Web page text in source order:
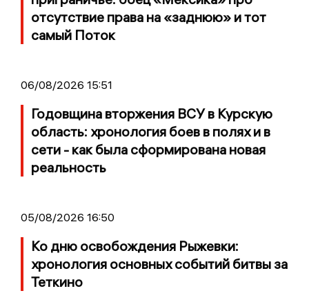
отсутствие права на «заднюю» и тот
самый Поток
06/08/2026 15:51
Годовщина вторжения ВСУ в Курскую
область: хронология боев в полях и в
сети - как была сформирована новая
реальность
05/08/2026 16:50
Ко дню освобождения Рыжевки:
хронология основных событий битвы за
Теткино